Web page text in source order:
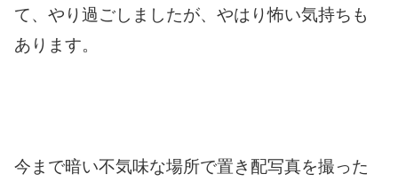
て、やり過ごしましたが、やはり怖い気持ちも
あります。
今まで暗い不気味な場所で置き配写真を撮った